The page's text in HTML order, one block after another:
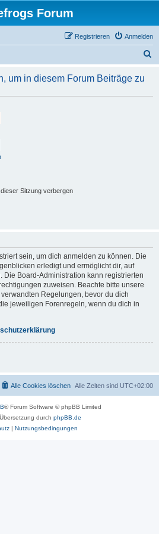
Forum
Anmelden
Registrieren
h
um in diesem Forum Beiträge zu
Sitzung verbergen
sein, um dich anmelden zu können. Die
erledigt und ermöglicht dir, auf
Die Board-Administration kann registrierten
zuweisen. Beachte bitte unsere
Regelungen, bevor du dich
jeweiligen Forenregeln, wenn du dich in
Alle Zeiten sind UTC+02:00
Alle Cookies löschen
® Forum Software © phpBB Limited
durch phpBB.de
| Nutzungsbedingungen